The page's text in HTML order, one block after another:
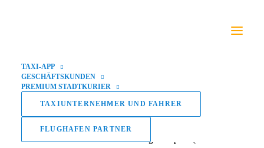
TAXI-APP
GESCHÄFTSKUNDEN
PREMIUM STADTKURIER
TAXIUNTERNEHMER UND FAHRER
FLUGHAFEN PARTNER
Der Münchner Stadtbezirk Sendling-Westpark (Stadtbezirk